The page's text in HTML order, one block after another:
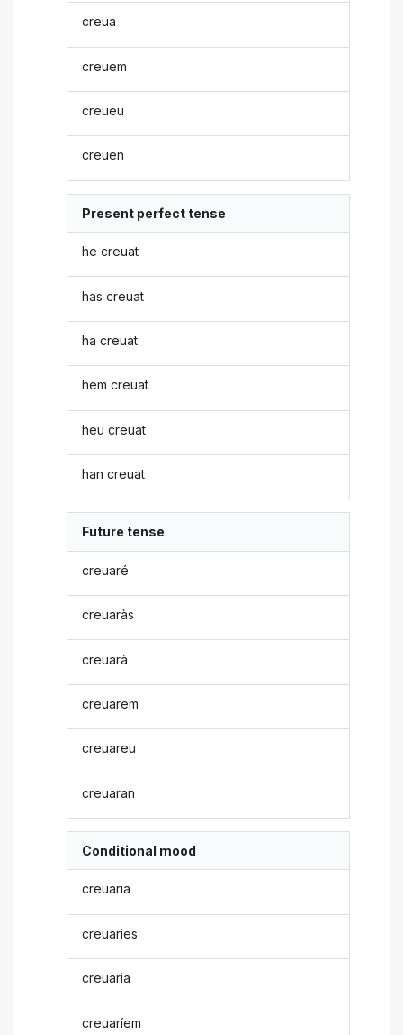
creua
creuem
creueu
creuen
Present perfect tense
he creuat
has creuat
ha creuat
hem creuat
heu creuat
han creuat
Future tense
creuaré
creuaràs
creuarà
creuarem
creuareu
creuaran
Conditional mood
creuaria
creuaries
creuaria
creuaríem